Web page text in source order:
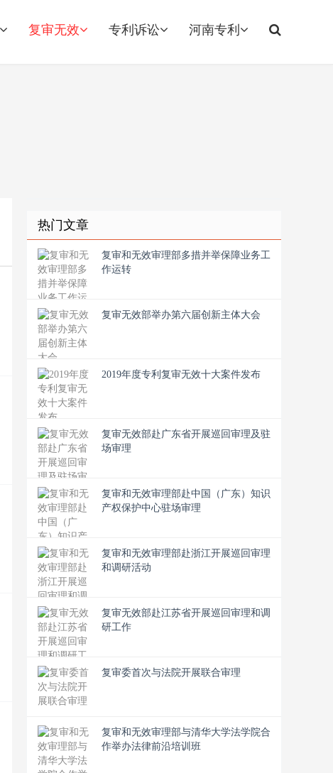
复审无效 专利诉讼 河南专利
热门文章
复审和无效审理部多措并举保障业务工
作运转
复审无效部举办第六届创新主体大会
2019年度专利复审无效十大案件发布
复审无效部赴广东省开展巡回审理及驻
场审理
复审和无效审理部赴中国（广东）知识
产权保护中心驻场审理
复审和无效审理部赴浙江开展巡回审理
和调研活动
复审无效部赴江苏省开展巡回审理和调
研工作
复审委首次与法院开展联合审理
复审和无效审理部与清华大学法学院合
作举办法律前沿培训班